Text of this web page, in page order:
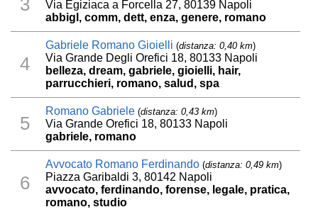
3
Via Egiziaca a Forcella 27, 80139 Napoli
abbigl, comm, dett, enza, genere, romano
4
Gabriele Romano Gioielli (distanza: 0,40 km)
Via Grande Degli Orefici 18, 80133 Napoli
belleza, dream, gabriele, gioielli, hair,
parrucchieri, romano, salud, spa
5
Romano Gabriele (distanza: 0,43 km)
Via Grande Orefici 18, 80133 Napoli
gabriele, romano
6
Avvocato Romano Ferdinando (distanza: 0,49 km)
Piazza Garibaldi 3, 80142 Napoli
avvocato, ferdinando, forense, legale, pratica,
romano, studio